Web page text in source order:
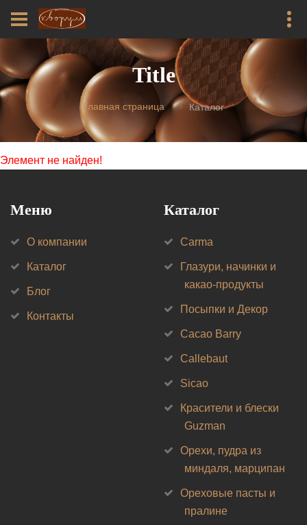
Title
Главная страница Каталог
Элемент не найден!
Меню
О компании
Каталог
Блог
Контакты
Каталог
Carma
Глазури, начинки и
какао-продукты
Посыпки и Декор
Cacao Barry
Callebaut
Sicao
Красители и блески
Guzman
Орехи, пудра из
миндаля, марципан
Ореховые пасты и
пралине